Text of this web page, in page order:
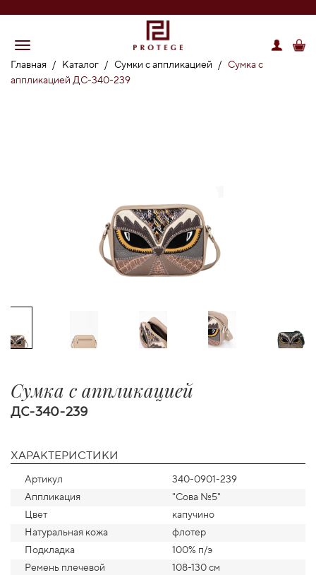
Главная / Каталог / Сумки с аппликацией / Сумка с
аппликацией ДС-340-239
Сумка с аппликацией
ДС-340-239
ХАРАКТЕРИСТИКИ
Артикул
340-0901-239
Аппликация
"Сова №5"
Цвет
капучино
Натуральная кожа
флотер
Подкладка
100% п/э
Ремень плечевой
108-130 см